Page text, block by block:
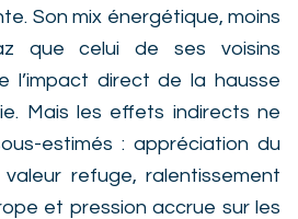
Son mix énergétique, moins
que celui de ses voisins
l’impact direct de la hausse
Mais les effets indirects ne
estimés : appréciation du
refuge, ralentissement
et pression accrue sur les